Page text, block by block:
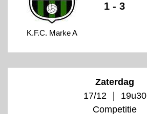
K.F.C. Marke A
1 - 3
Zaterdag
17/12 ｜ 19u30
Competitie